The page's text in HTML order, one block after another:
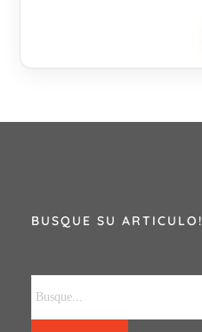
BUSQUE SU ARTICULO!